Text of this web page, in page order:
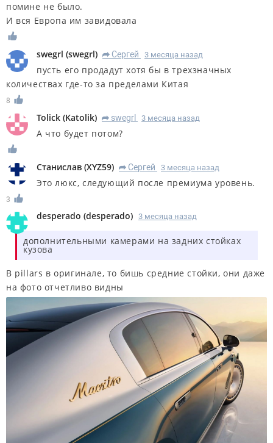
помине не было.
И вся Европа им завидовала
swegrl (swegrl) R Сергей 3 месяца назад
пусть его продадут хотя бы в трехзначных
количествах где-то за пределами Китая
8
Tolick (Katolik) R swegrl 3 месяца назад
А что будет потом?
Станислав (XYZ59) R Сергей 3 месяца назад
Это люкс, следующий после премиума уровень.
3
desperado (desperado) 3 месяца назад
дополнительными камерами на задних стойках
кузова
B pillars в оригинале, то бишь средние стойки, они даже
на фото отчетливо видны